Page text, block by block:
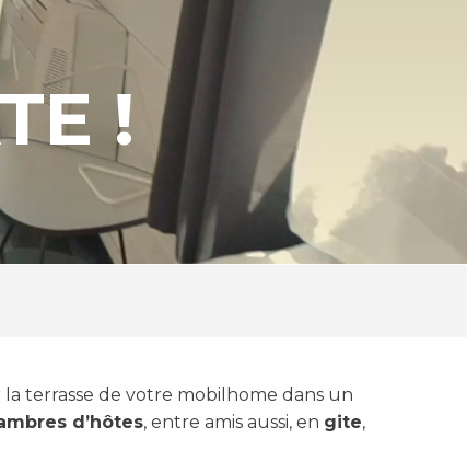
!
terrasse de votre mobilhome dans un
d’hôtes, entre amis aussi, en gite,